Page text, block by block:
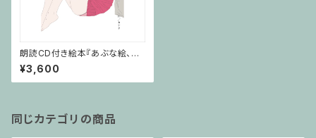
朗読CD付き絵本『あぶな絵、あ
ぶり声～楓～』
¥3,600
同じカテゴリの商品